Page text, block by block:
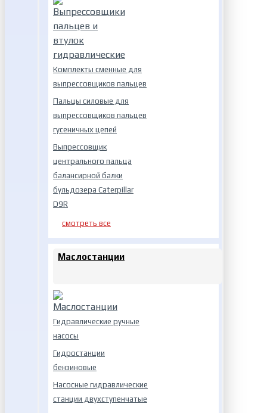
Комплекты сменные для
выпрессовщиков пальцев
Пальцы силовые для
выпрессовщиков пальцев
гусеничных цепей
Выпрессовщик
центрального пальца
балансирной балки
бульдозера Caterpillar
D9R
смотреть все
Маслостанции
Гидравлические ручные
насосы
Гидростанции
бензиновые
Насосные гидравлические
станции двухступенчатые